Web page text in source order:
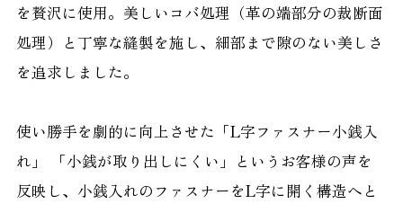
を贅沢に使用。美しいコバ処理（革の端部分の裁断面
処理）と丁寧な縫製を施し、細部まで隙のない美しさ
を追求しました。
使い勝手を劇的に向上させた「L字ファスナー小銭入
れ」 「小銭が取り出しにくい」というお客様の声を
反映し、小銭入れのファスナーをL字に開く構造へと